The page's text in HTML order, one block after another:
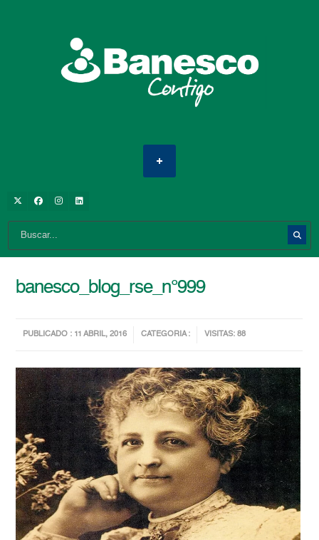
banesco_blog_rse_n°999
PUBLICADO : 11 ABRIL, 2016 CATEGORIA : VISITAS: 88